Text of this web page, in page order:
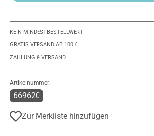
KEIN MINDESTBESTELLWERT
GRATIS VERSAND AB 100 €
ZAHLUNG & VERSAND
Artikelnummer:
669620
Zur Merkliste hinzufügen